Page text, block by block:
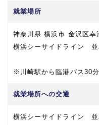
就業場所
神奈川県 横浜市 金沢区幸
横浜シーサイドライン
※川崎駅から臨港バス30
就業場所への交通
横浜シーサイドライン